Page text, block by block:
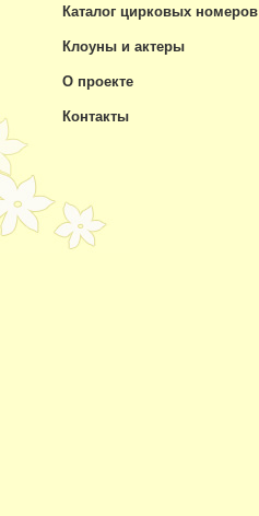
Каталог цирковых номеров
Клоуны и актеры
О проекте
Контакты